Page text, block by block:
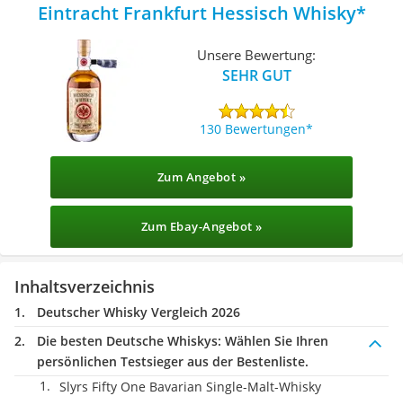
Eintracht Frankfurt Hessisch Whisky
Unsere Bewertung:
SEHR GUT
130 Bewertungen
Zum Angebot »
Zum Ebay-Angebot »
Inhaltsverzeichnis
Deutscher Whisky Vergleich 2026
Die besten Deutsche Whiskys: Wählen Sie Ihren
persönlichen Testsieger aus der Bestenliste.
Slyrs Fifty One Bavarian Single-Malt-Whisky